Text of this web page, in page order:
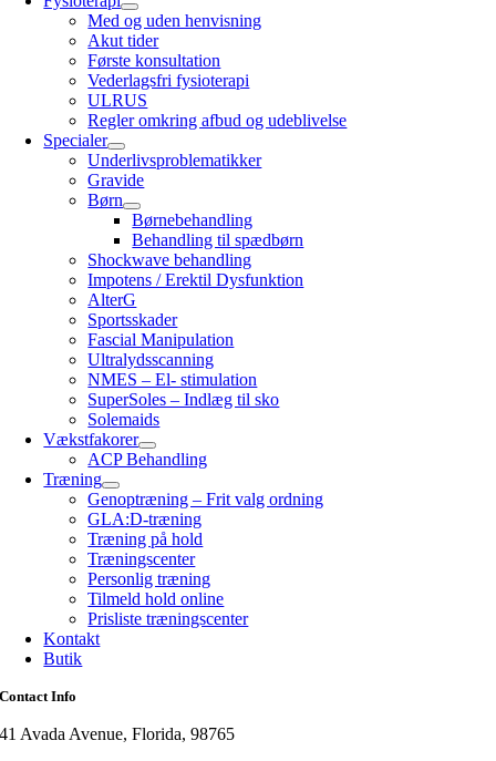
Med og uden henvisning
Akut tider
Første konsultation
Vederlagsfri fysioterapi
ULRUS
Regler omkring afbud og udeblivelse
Specialer
Underlivsproblematikker
Gravide
Børn
Børnebehandling
Behandling til spædbørn
Shockwave behandling
Impotens / Erektil Dysfunktion
AlterG
Sportsskader
Fascial Manipulation
Ultralydsscanning
NMES – El- stimulation
SuperSoles – Indlæg til sko
Solemaids
Vækstfakorer
ACP Behandling
Træning
Genoptræning – Frit valg ordning
GLA:D-træning
Træning på hold
Træningscenter
Personlig træning
Tilmeld hold online
Prisliste træningscenter
Kontakt
Butik
Contact Info
41 Avada Avenue, Florida, 98765